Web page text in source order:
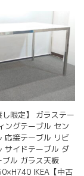
し限定】 ガラステー
ングテーブル セン
応接テーブル リビ
サイドテーブル ダ
ブル ガラス天板
IKEA【中古